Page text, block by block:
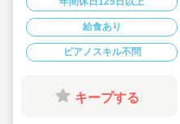
利厚生も充実してい
●少人数制保育で子
ます。
●チーム保育で複数
●保育に専念できる環
連絡帳や日誌のアプ
業がありません。
●子ども主体の温か
す。大型遊具や床
給食あり
ピアノスキル不問
キープする